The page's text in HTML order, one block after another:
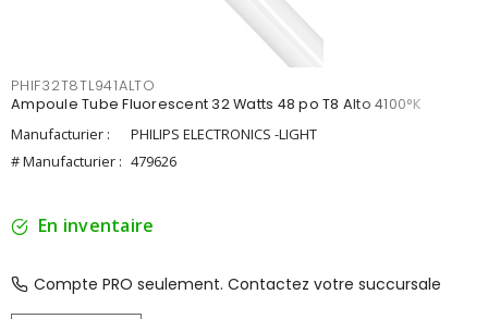
PHIF32T8TL941ALTO
Ampoule Tube Fluorescent 32 Watts 48 po T8 Alto 4100°K
Manufacturier :
PHILIPS ELECTRONICS -LIGHT
# Manufacturier : 479626
En inventaire
Compte PRO seulement. Contactez votre succursale